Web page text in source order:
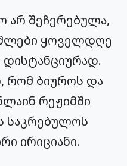
არ შეჩერებულა,
ყოველდღე
დისტანციურად.
რომ ბიუროს და
რეჟიმში
საკრებულოს
ირიციანი.